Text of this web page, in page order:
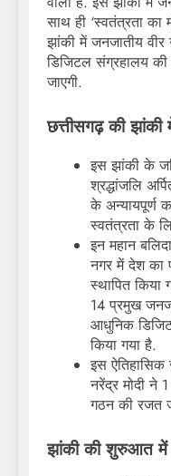
साथ ही ‘स्वतंत्रता का
झांकी में जनजातीय
डिजिटल संग्रहालय की
जाएगी.
छत्तीसगढ़ की झांकी
इस झांकी के
श्रद्धांजलि
के अन्यायपूर्ण
स्वतंत्रता के
इन महान
नगर में देश का
स्थापित
14 प्रमुख
आधुनिक
किया गया है.
इस ऐतिहासिक
नरेंद्र मोदी ने
गठन की रजत
झांकी की शुरुआत में